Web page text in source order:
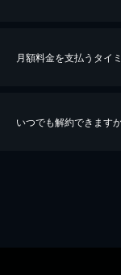
※40％ポイント還元の対象
iOSアプリのUコイン決済
月額料金を支払うタイ
いつでも解約できます